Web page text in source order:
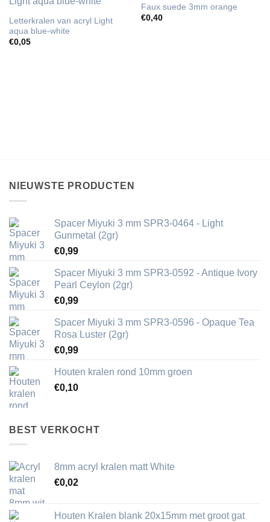
Letterkralen van acryl Light
aqua blue-white
€0,05
Faux suede 3mm orange
€0,40
NIEUWSTE PRODUCTEN
Spacer Miyuki 3 mm SPR3-0464 - Light
Gunmetal (2gr)
€0,99
Spacer Miyuki 3 mm SPR3-0592 - Antique Ivory
Pearl Ceylon (2gr)
€0,99
Spacer Miyuki 3 mm SPR3-0596 - Opaque Tea
Rosa Luster (2gr)
€0,99
Houten kralen rond 10mm groen
€0,10
BEST VERKOCHT
8mm acryl kralen matt White
€0,02
Houten Kralen blank 20x15mm met groot gat